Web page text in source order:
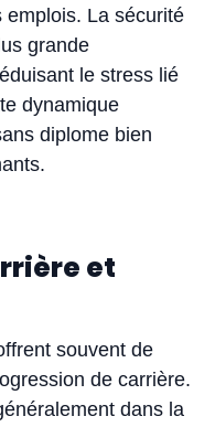
emplois. La sécurité
grande
le stress lié
dynamique
diplome bien
et
souvent de
de carrière.
dans la